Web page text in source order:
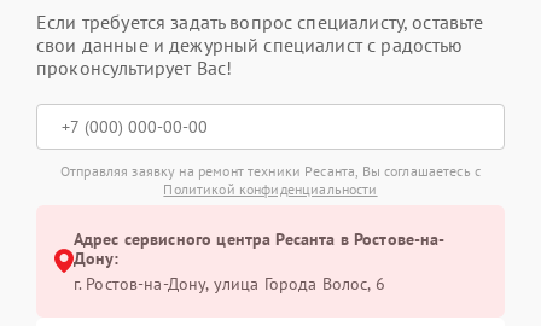
Если требуется задать вопрос специалисту, оставьте
свои данные и дежурный специалист с радостью
проконсультирует Вас!
Отправляя заявку на ремонт техники Ресанта, Вы соглашаетесь с
Политикой конфиденциальности
Адрес сервисного центра Ресанта в Ростове-на-
Дону:
г. Ростов-на-Дону, улица Города Волос, 6